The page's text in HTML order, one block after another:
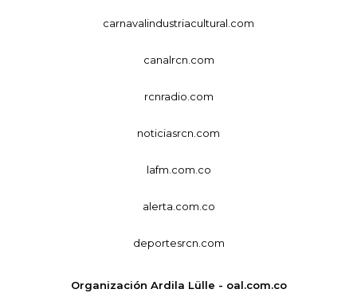
carnavalindustriacultural.com
canalrcn.com
rcnradio.com
noticiasrcn.com
lafm.com.co
alerta.com.co
deportesrcn.com
Organización Ardila Lülle - oal.com.co